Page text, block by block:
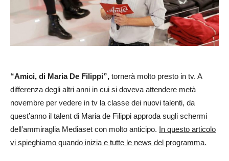
“Amici, di Maria De Filippi”, tornerà molto presto in tv. A
differenza degli altri anni in cui si doveva attendere metà
novembre per vedere in tv la classe dei nuovi talenti, da
quest’anno il talent di Maria de Filippi approda sugli schermi
dell’ammiraglia Mediaset con molto anticipo. In questo articolo
vi spieghiamo quando inizia e tutte le news del programma.